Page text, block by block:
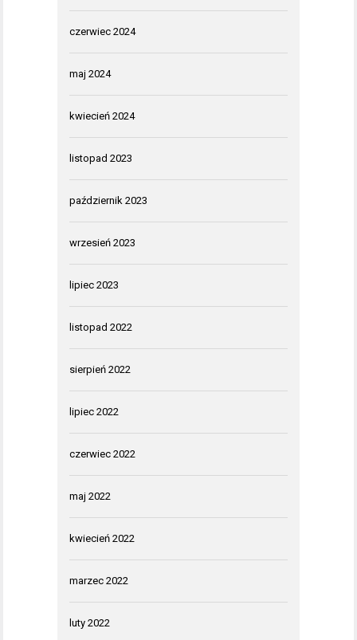
czerwiec 2024
maj 2024
kwiecień 2024
listopad 2023
październik 2023
wrzesień 2023
lipiec 2023
listopad 2022
sierpień 2022
lipiec 2022
czerwiec 2022
maj 2022
kwiecień 2022
marzec 2022
luty 2022